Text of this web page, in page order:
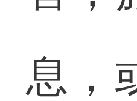
息，